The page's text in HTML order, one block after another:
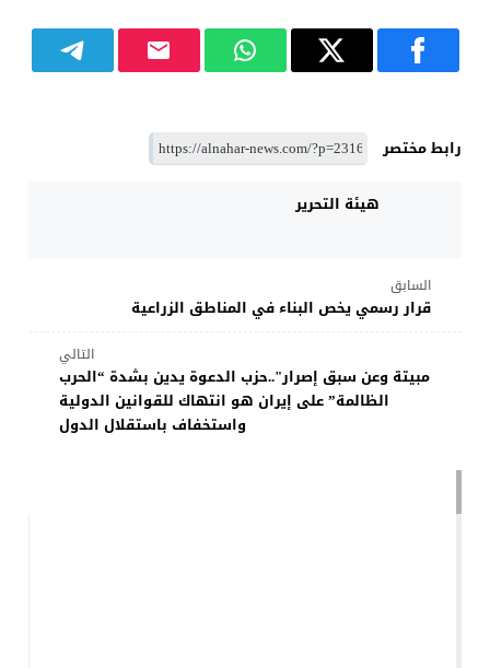
رابط مختصر
هيئة التحرير
السابق
قرار رسمي يخص البناء في المناطق الزراعية
التالي
مبيتة وعن سبق إصرار"..حزب الدعوة يدين بشدة “الحرب
الظالمة” على إيران هو انتهاك للقوانين الدولية
واستخفاف باستقلال الدول